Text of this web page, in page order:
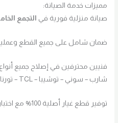
مميزات خدمة الصيانة:
صيانة منزلية فورية في التجمع
ضمان شامل على جميع القطع
شارب – سوني – توشيبا – TCL – تورنادو وغيرها).
توفير قطع غيار أصلية 100% مع اختبار كامل قبل التسليم.